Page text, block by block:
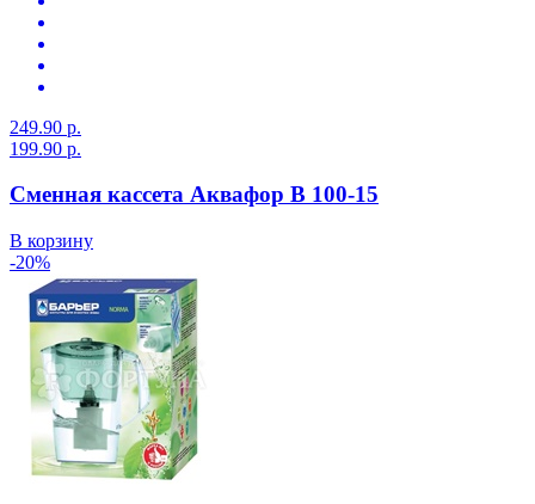
249.90 р.
199.90 р.
Сменная кассета Аквафор В 100-15
В корзину
-20%